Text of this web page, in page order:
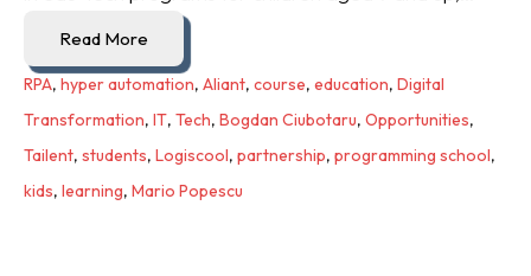
Read More
RPA, hyper automation, Aliant, course, education, Digital
Transformation, IT, Tech, Bogdan Ciubotaru, Opportunities,
Tailent, students, Logiscool, partnership, programming school,
kids, learning, Mario Popescu